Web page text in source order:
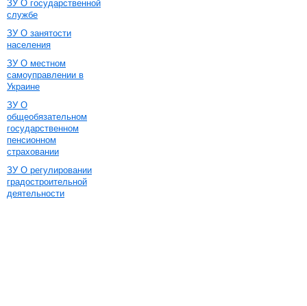
ЗУ О государственной
службе
ЗУ О занятости
населения
ЗУ О местном
самоуправлении в
Украине
ЗУ О
общеобязательном
государственном
пенсионном
страховании
ЗУ О регулировании
градостроительной
деятельности